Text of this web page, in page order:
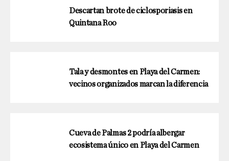
Descartan brote de ciclosporiasis en
Quintana Roo
Tala y desmontes en Playa del Carmen:
vecinos organizados marcan la diferencia
Cueva de Palmas 2 podría albergar
ecosistema único en Playa del Carmen